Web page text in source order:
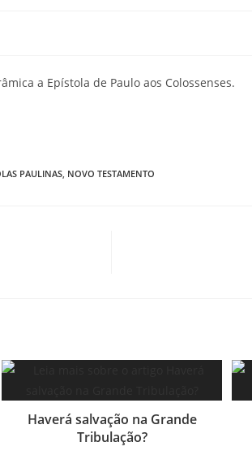
a Epístola de Paulo aos Colossenses.
PAULINAS NOVO TESTAMENTO
Haverá salvação na Grande
Tribulação?